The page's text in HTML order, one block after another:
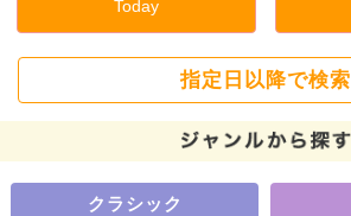
Today
指定日以降で検索
クラシック